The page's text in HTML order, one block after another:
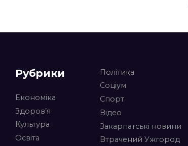
Рубрики
Економіка
Здоров’я
Культура
Освіта
Політика
Соціум
Спорт
Відео
Закарпатські новини
Втрачений Ужгород